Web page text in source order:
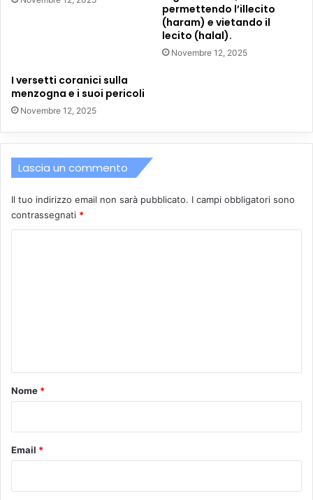
permettendo l’illecito
(haram) e vietando il
lecito (halal).
Novembre 12, 2025
I versetti coranici sulla
menzogna e i suoi pericoli
Novembre 12, 2025
Lascia un commento
Il tuo indirizzo email non sarà pubblicato. I campi obbligatori sono
contrassegnati *
o
Nome *
Email *